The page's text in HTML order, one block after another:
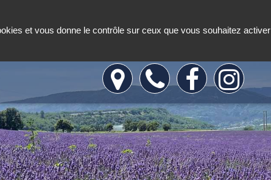
Hébergements Emplacements
et vous donne le contrôle sur ceux que vous souhaitez activer